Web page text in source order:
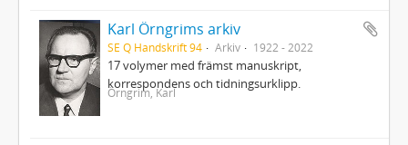
Karl Örngrims arkiv
SE Q Handskrift 94 Arkiv 1922 - 2022
17 volymer med främst manuskript,
korrespondens och tidningsurklipp.
Örngrim, Karl